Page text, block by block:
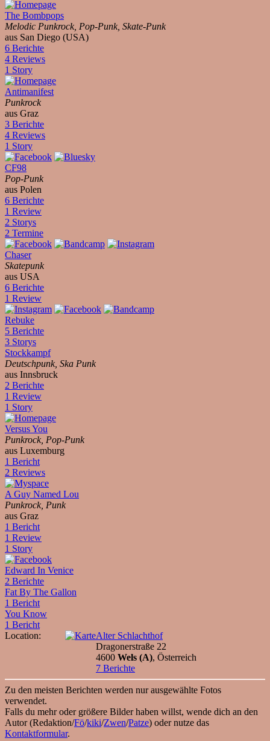
The Bombpops
Melodic Punkrock, Pop-Punk, Skate-Punk
aus San Diego (USA)
6 Berichte
4 Reviews
1 Story
Antimanifest
Punkrock
aus Graz
3 Berichte
4 Reviews
1 Story
CF98
Pop-Punk
aus Polen
6 Berichte
1 Review
2 Storys
2 Termine
Chaser
Skatepunk
aus USA
6 Berichte
1 Review
Rebuke
5 Berichte
3 Storys
Stockkampf
Deutschpunk, Ska Punk
aus Innsbruck
2 Berichte
1 Review
1 Story
Versus You
Punkrock, Pop-Punk
aus Luxemburg
1 Bericht
2 Reviews
A Guy Named Lou
Punkrock, Punk
aus Graz
1 Bericht
1 Review
1 Story
Edward In Venice
2 Berichte
Fat By The Gallon
1 Bericht
You Know
1 Bericht
Location:
Alter Schlachthof
Dragonerstraße 22
4600 Wels (A), Österreich
7 Berichte
Zu den meisten Berichten werden nur ausgewählte Fotos
verwendet.
Falls du mehr oder größere Bilder haben willst, wende dich an den
Autor (Redaktion/Fö/kiki/Zwen/Patze) oder nutze das
Kontaktformular.